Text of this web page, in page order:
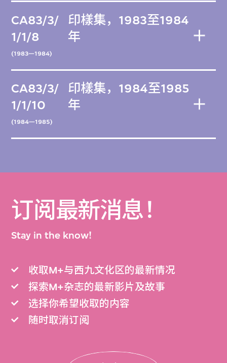
CA83/3/
1/1/8
(1983—1984)
印樣集，1983至1984
年
CA83/3/
1/1/10
(1984—1985)
印樣集，1984至1985
年
订阅最新消息！
Stay in the know!
收取M+与西九文化区的最新情况
探索M+杂志的最新影片及故事
选择你希望收取的内容
随时取消订阅